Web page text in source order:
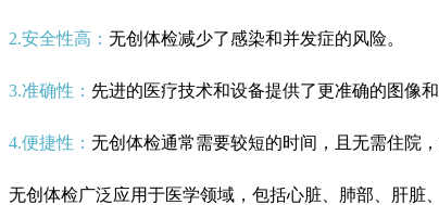
2.安全性高： 无创体检减少了感染和并发症的风险。
3.准确性： 先进的医疗技术和设备提供了更准确的图像
4.便捷性： 无创体检通常需要较短的时间，且无需住院
无创体检广泛应用于医学领域，包括心脏、肺部、肝脏